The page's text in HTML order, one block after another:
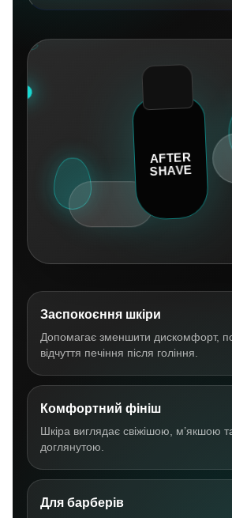
Заспокоєння шкіри
Допомагає зменшити дискомфорт,
відчуття печіння після гоління.
Комфортний фініш
Шкіра виглядає свіжішою, м’якшою
доглянутою.
Для барберів